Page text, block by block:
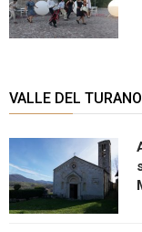
VALLE DEL TURANO